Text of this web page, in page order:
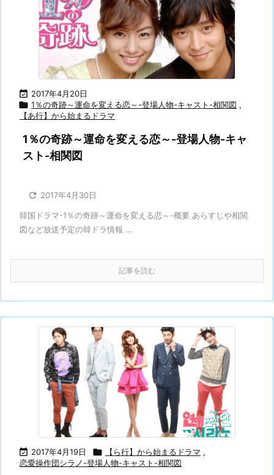
 2017年4月20日
 1％の奇跡～運命を変える恋～-登場人物-キャスト-相関図 ,
【あ行】から始まるドラマ
1％の奇跡～運命を変える恋～-登場人物-キャ
スト-相関図
 2017年4月30日
韓国ドラマ-1％の奇跡～運命を変える恋～-概要 あらすじや相関
図など放送予定の韓ドラ情報 ...
記事を読む
 2017年4月19日  【ら行】から始まるドラマ ,
恋愛操作団シラノ-登場人物-キャスト-相関図